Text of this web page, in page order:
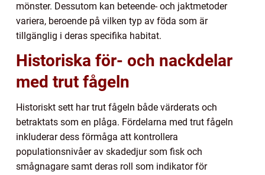
mönster. Dessutom kan beteende- och jaktmetoder
variera, beroende på vilken typ av föda som är
tillgänglig i deras specifika habitat.
Historiska för- och nackdelar
med trut fågeln
Historiskt sett har trut fågeln både värderats och
betraktats som en plåga. Fördelarna med trut fågeln
inkluderar dess förmåga att kontrollera
populationsnivåer av skadedjur som fisk och
smågnagare samt deras roll som indikator för